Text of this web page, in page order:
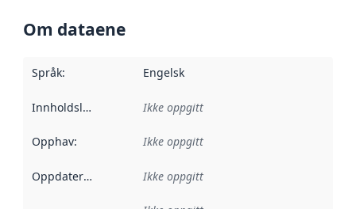
Om dataene
Språk: Engelsk
Innholdsleverandører :
Ikke oppgitt
Opphav: Ikke oppgitt
Oppdateringsfrekvens :
Ikke oppgitt